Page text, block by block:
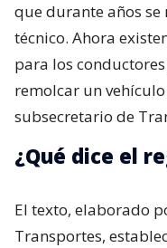
que durante años
técnico. Ahora
para los
remolcar un
subsecretario de
¿Qué dice el
El texto, elaborado
Transportes,